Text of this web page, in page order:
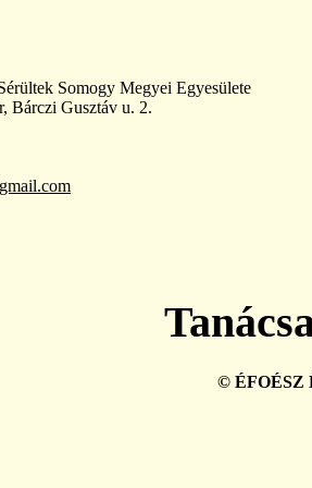
Somogy Megyei Egyesülete
Gusztáv u. 2.
© ÉFOÉSZ